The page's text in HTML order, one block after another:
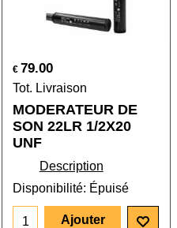
€ 79.00
Tot. Livraison
MODERATEUR DE
SON 22LR 1/2X20
UNF
Description
Disponibilité: Épuisé
Ajouter